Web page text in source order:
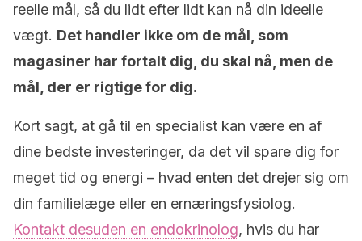
reelle mål, så du lidt efter lidt kan nå din ideelle
vægt. Det handler ikke om de mål, som
magasiner har fortalt dig, du skal nå, men de
mål, der er rigtige for dig.
Kort sagt, at gå til en specialist kan være en af ​​
dine bedste investeringer, da det vil spare dig for
meget tid og energi – hvad enten det drejer sig om
din familielæge eller en ernæringsfysiolog.
Kontakt desuden en endokrinolog, hvis du har